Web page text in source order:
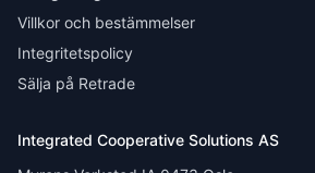
Villkor och bestämmelser
Integritetspolicy
Sälja på Retrade
Integrated Cooperative Solutions AS